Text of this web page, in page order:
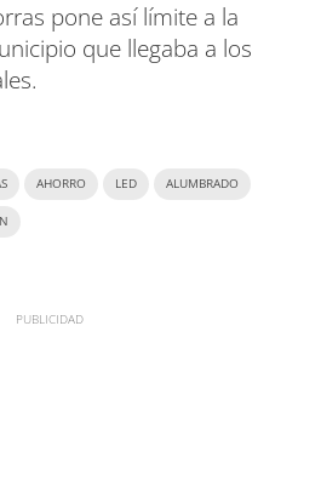
pone así límite a la
que llegaba a los
AHORRO LED ALUMBRADO